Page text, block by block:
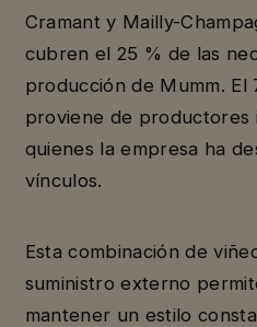
Cramant y Mailly-
cubren el 25 % de las
producción de Mumm. El
proviene de productores
quienes la empresa ha
vínculos.
Esta combinación de
suministro externo
mantener un estilo